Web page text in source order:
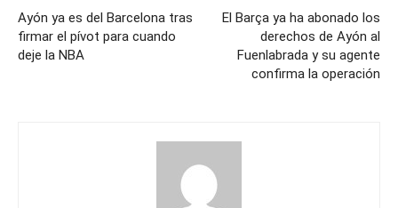
Ayón ya es del Barcelona tras
firmar el pívot para cuando
deje la NBA
El Barça ya ha abonado los
derechos de Ayón al
Fuenlabrada y su agente
confirma la operación